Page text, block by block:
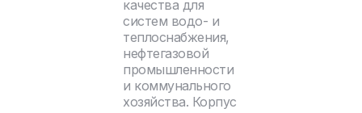
качества для
систем водо- и
теплоснабжения,
нефтегазовой
промышленности
и коммунального
хозяйства. Корпус